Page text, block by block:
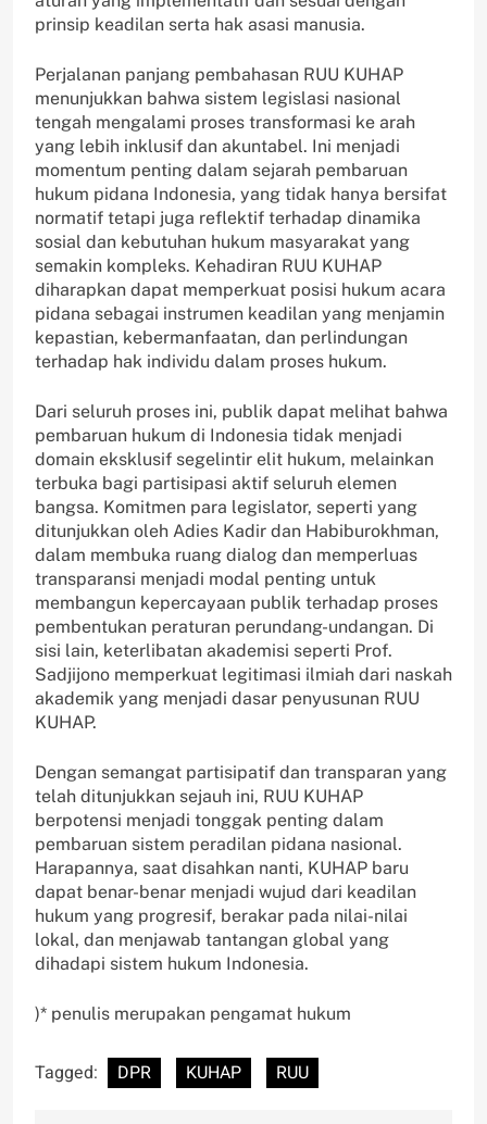
prinsip keadilan serta hak asasi manusia.
Perjalanan panjang pembahasan RUU KUHAP
menunjukkan bahwa sistem legislasi nasional
tengah mengalami proses transformasi ke arah
yang lebih inklusif dan akuntabel. Ini menjadi
momentum penting dalam sejarah pembaruan
hukum pidana Indonesia, yang tidak hanya bersifat
normatif tetapi juga reflektif terhadap dinamika
sosial dan kebutuhan hukum masyarakat yang
semakin kompleks. Kehadiran RUU KUHAP
diharapkan dapat memperkuat posisi hukum acara
pidana sebagai instrumen keadilan yang menjamin
kepastian, kebermanfaatan, dan perlindungan
terhadap hak individu dalam proses hukum.
Dari seluruh proses ini, publik dapat melihat bahwa
pembaruan hukum di Indonesia tidak menjadi
domain eksklusif segelintir elit hukum, melainkan
terbuka bagi partisipasi aktif seluruh elemen
bangsa. Komitmen para legislator, seperti yang
ditunjukkan oleh Adies Kadir dan Habiburokhman,
dalam membuka ruang dialog dan memperluas
transparansi menjadi modal penting untuk
membangun kepercayaan publik terhadap proses
pembentukan peraturan perundang-undangan. Di
sisi lain, keterlibatan akademisi seperti Prof.
Sadjijono memperkuat legitimasi ilmiah dari naskah
akademik yang menjadi dasar penyusunan RUU
KUHAP.
Dengan semangat partisipatif dan transparan yang
telah ditunjukkan sejauh ini, RUU KUHAP
berpotensi menjadi tonggak penting dalam
pembaruan sistem peradilan pidana nasional.
Harapannya, saat disahkan nanti, KUHAP baru
dapat benar-benar menjadi wujud dari keadilan
hukum yang progresif, berakar pada nilai-nilai
lokal, dan menjawab tantangan global yang
dihadapi sistem hukum Indonesia.
)* penulis merupakan pengamat hukum
Tagged: DPR KUHAP RUU